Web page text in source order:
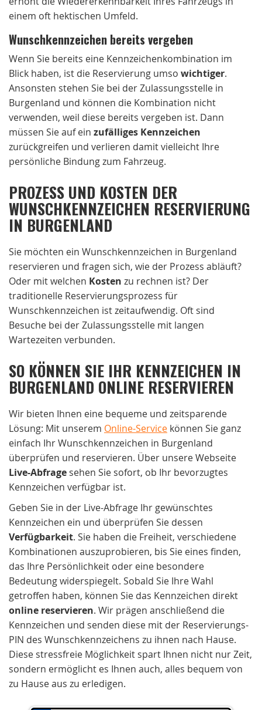
einem oft hektischen Umfeld.
Wunschkennzeichen bereits vergeben
Wenn Sie bereits eine Kennzeichenkombination im
Blick haben, ist die Reservierung umso wichtiger.
Ansonsten stehen Sie bei der Zulassungsstelle in
Burgenland und können die Kombination nicht
verwenden, weil diese bereits vergeben ist. Dann
müssen Sie auf ein zufälliges Kennzeichen
zurückgreifen und verlieren damit vielleicht Ihre
persönliche Bindung zum Fahrzeug.
PROZESS UND KOSTEN DER
WUNSCHKENNZEICHEN RESERVIERUNG
IN BURGENLAND
Sie möchten ein Wunschkennzeichen in Burgenland
reservieren und fragen sich, wie der Prozess abläuft?
Oder mit welchen Kosten zu rechnen ist? Der
traditionelle Reservierungsprozess für
Wunschkennzeichen ist zeitaufwendig. Oft sind
Besuche bei der Zulassungsstelle mit langen
Wartezeiten verbunden.
SO KÖNNEN SIE IHR KENNZEICHEN IN
BURGENLAND ONLINE RESERVIEREN
Wir bieten Ihnen eine bequeme und zeitsparende
Lösung: Mit unserem Online-Service können Sie ganz
einfach Ihr Wunschkennzeichen in Burgenland
überprüfen und reservieren. Über unsere Webseite
Live-Abfrage sehen Sie sofort, ob Ihr bevorzugtes
Kennzeichen verfügbar ist.
Geben Sie in der Live-Abfrage Ihr gewünschtes
Kennzeichen ein und überprüfen Sie dessen
Verfügbarkeit. Sie haben die Freiheit, verschiedene
Kombinationen auszuprobieren, bis Sie eines finden,
das Ihre Persönlichkeit oder eine besondere
Bedeutung widerspiegelt. Sobald Sie Ihre Wahl
getroffen haben, können Sie das Kennzeichen direkt
online reservieren. Wir prägen anschließend die
Kennzeichen und senden diese mit der Reservierungs-
PIN des Wunschkennzeichens zu ihnen nach Hause.
Diese stressfreie Möglichkeit spart Ihnen nicht nur Zeit,
sondern ermöglicht es Ihnen auch, alles bequem von
zu Hause aus zu erledigen.